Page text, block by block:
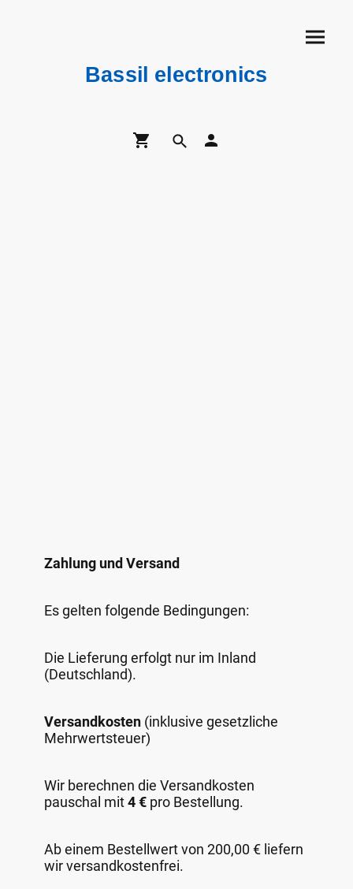
Bassil electronics
Zahlung und Versand
Es gelten folgende Bedingungen:
Die Lieferung erfolgt nur im Inland
(Deutschland).
Versandkosten (inklusive gesetzliche
Mehrwertsteuer)
Wir berechnen die Versandkosten
pauschal mit4 € pro Bestellung.
Ab einem Bestellwert von 200,00 € liefern
wir versandkostenfrei.